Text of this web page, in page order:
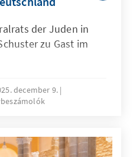
der Juden in
zu Gast im
december 9.